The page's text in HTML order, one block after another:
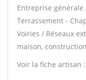
Entreprise générale
Terrassement -
Voiries / Réseaux
maison,
Voir la fiche artisan :